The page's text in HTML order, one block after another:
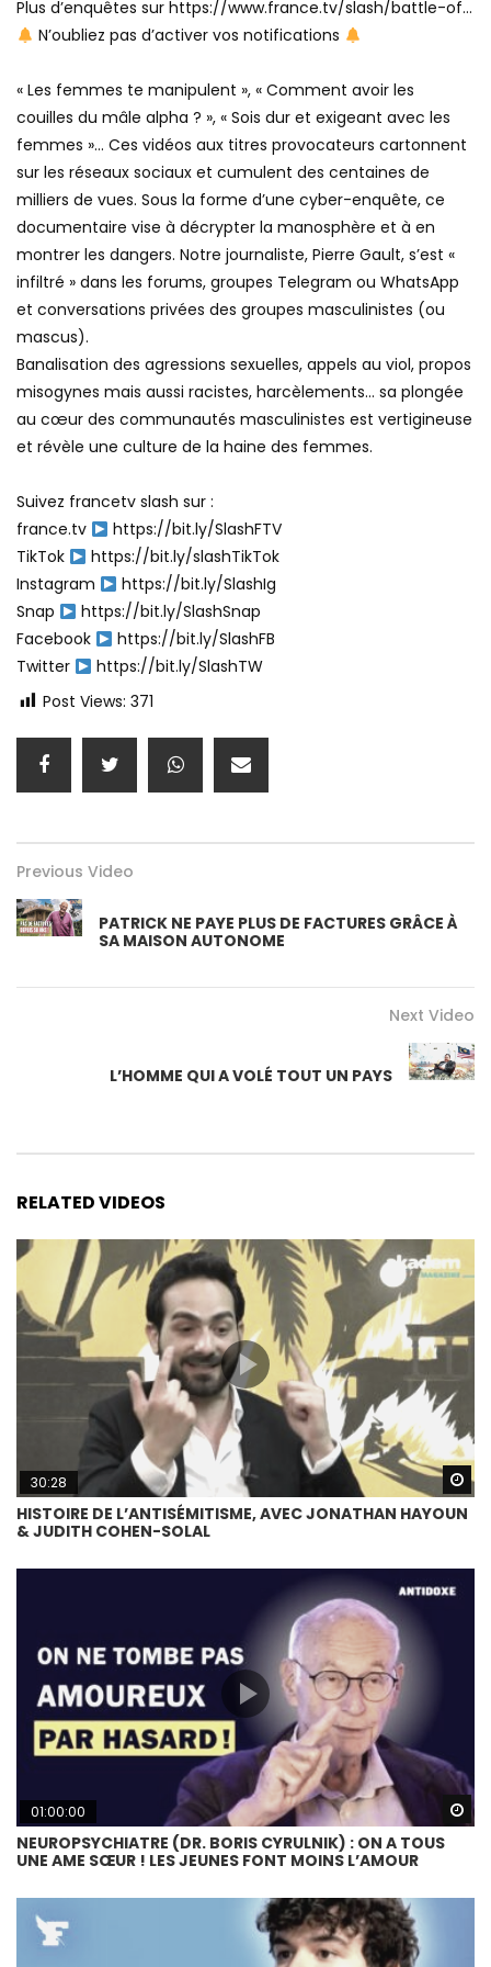
51
52 53 54 55
56
Plus d’enquêtes sur https://www.france.tv/slash/battle-of…
N’oubliez pas d’activer vos notifications
« Les femmes te manipulent », « Comment avoir les
couilles du mâle alpha ? », « Sois dur et exigeant avec les
femmes »… Ces vidéos aux titres provocateurs cartonnent
sur les réseaux sociaux et cumulent des centaines de
milliers de vues. Sous la forme d’une cyber-enquête, ce
documentaire vise à décrypter la manosphère et à en
montrer les dangers. Notre journaliste, Pierre Gault, s’est «
infiltré » dans les forums, groupes Telegram ou WhatsApp
et conversations privées des groupes masculinistes (ou
mascus).
Banalisation des agressions sexuelles, appels au viol, propos
misogynes mais aussi racistes, harcèlements… sa plongée
au cœur des communautés masculinistes est vertigineuse
et révèle une culture de la haine des femmes.
Suivez francetv slash sur :
france.tv
https://bit.ly/SlashFTV
TikTok
https://bit.ly/slashTikTok
Instagram
https://bit.ly/SlashIg
Snap
https://bit.ly/SlashSnap
Facebook
https://bit.ly/SlashFB
Twitter
https://bit.ly/SlashTW
Post Views: 371
Previous Video
PATRICK NE PAYE PLUS DE FACTURES GRÂCE À
SA MAISON AUTONOME
Next Video
L’HOMME QUI A VOLÉ TOUT UN PAYS
RELATED VIDEOS
30:28
HISTOIRE DE L’ANTISÉMITISME, AVEC JONATHAN HAYOUN
& JUDITH COHEN-SOLAL
01:00:00
NEUROPSYCHIATRE (DR. BORIS CYRULNIK) : ON A TOUS
UNE AME SŒUR ! LES JEUNES FONT MOINS L’AMOUR